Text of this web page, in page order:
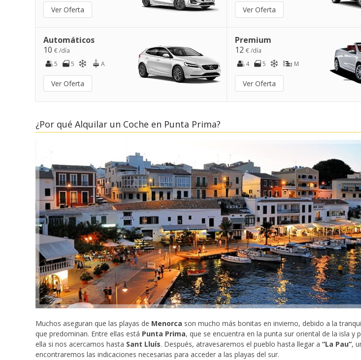
Ver Oferta Ver Oferta
Automáticos
10 € /día
5
5 A
Ver Oferta
Premium
12€ /día
4
5 M
Ver Oferta
¿Por qué Alquilar un Coche en Punta Prima?
Muchos aseguran que las playas de Menorca son mucho más bonitas en invierno, debido a la
que predominan. Entre ellas está Punta Prima, que se encuentra en la punta sur oriental de la isla y
ella si nos acercamos hasta Sant Lluís. Después, atravesaremos el pueblo hasta llegar a “La Pau”,
encontraremos las indicaciones necesarias para acceder a las playas del sur.